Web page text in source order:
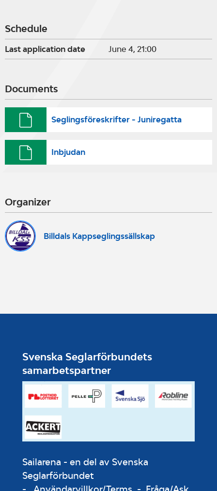
Schedule
Last application date June 4, 21:00
Documents
Seglingsföreskrifter - Juniregatta
Inbjudan
Organizer
Billdals Kappseglingssällskap
Svenska Seglarförbundets
samarbetspartner
Sailarena - en del av Svenska
Seglarförbundet